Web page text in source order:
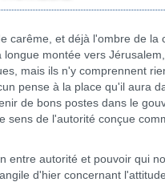
carême, et déjà l'ombre de la
montée vers
mais ils n'y comprennent
pense à la place qu'il aura
de bons postes dans le
de l'autorité conçue
entre autorité et pouvoir qui
d'hier concernant